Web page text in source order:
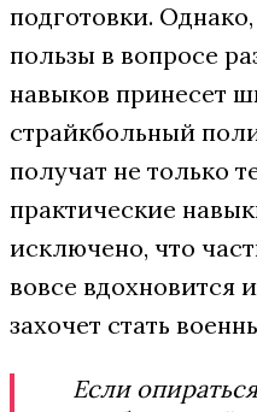
подготовки.
пользы в вопросе
навыков принесет
страйкбольный
получат не только
практические
исключено, что
вовсе вдохновится
захочет стать
Если